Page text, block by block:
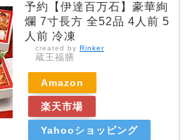
予約【伊達百万石】豪華絢
爛 7寸長方 全52品 4人前 5
人前 冷凍
created by Rinker
蔵王福膳
Amazon
楽天市場
Yahooショッピング